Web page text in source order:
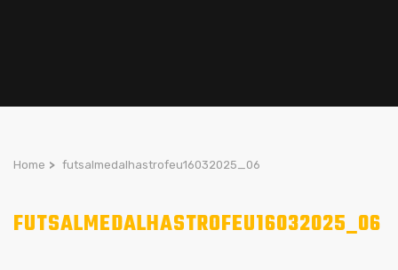
Home > futsalmedalhastrofeu16032025_06
FUTSALMEDALHASTROFEU16032025_06